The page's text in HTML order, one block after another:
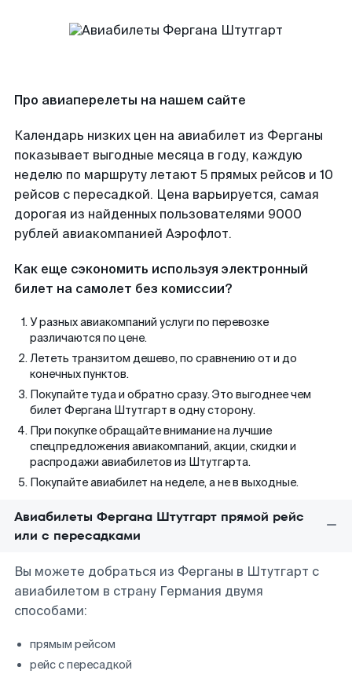
Про авиаперелеты на нашем сайте
Календарь низких цен на авиабилет из Ферганы
показывает выгодные месяца в году, каждую
неделю по маршруту летают 5 прямых рейсов и 10
рейсов с пересадкой. Цена варьируется, самая
дорогая из найденных пользователями 9000
рублей авиакомпанией Аэрофлот.
Как еще сэкономить используя электронный
билет на самолет без комиссии?
У разных авиакомпаний услуги по перевозке
различаются по цене.
Лететь транзитом дешево, по сравнению от и до
конечных пунктов.
Покупайте туда и обратно сразу. Это выгоднее чем
билет Фергана Штутгарт в одну сторону.
При покупке обращайте внимание на лучшие
спецпредложения авиакомпаний, акции, скидки и
распродажи авиабилетов из Штутгарта.
Покупайте авиабилет на неделе, а не в выходные.
Авиабилеты Фергана Штутгарт прямой рейс
или с пересадками
Вы можете добраться из Ферганы в Штутгарт с
авиабилетом в страну Германия двумя
способами:
прямым рейсом
рейс с пересадкой